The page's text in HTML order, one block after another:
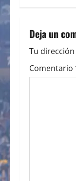
n
a
v
Deja un
Tu
Comentario